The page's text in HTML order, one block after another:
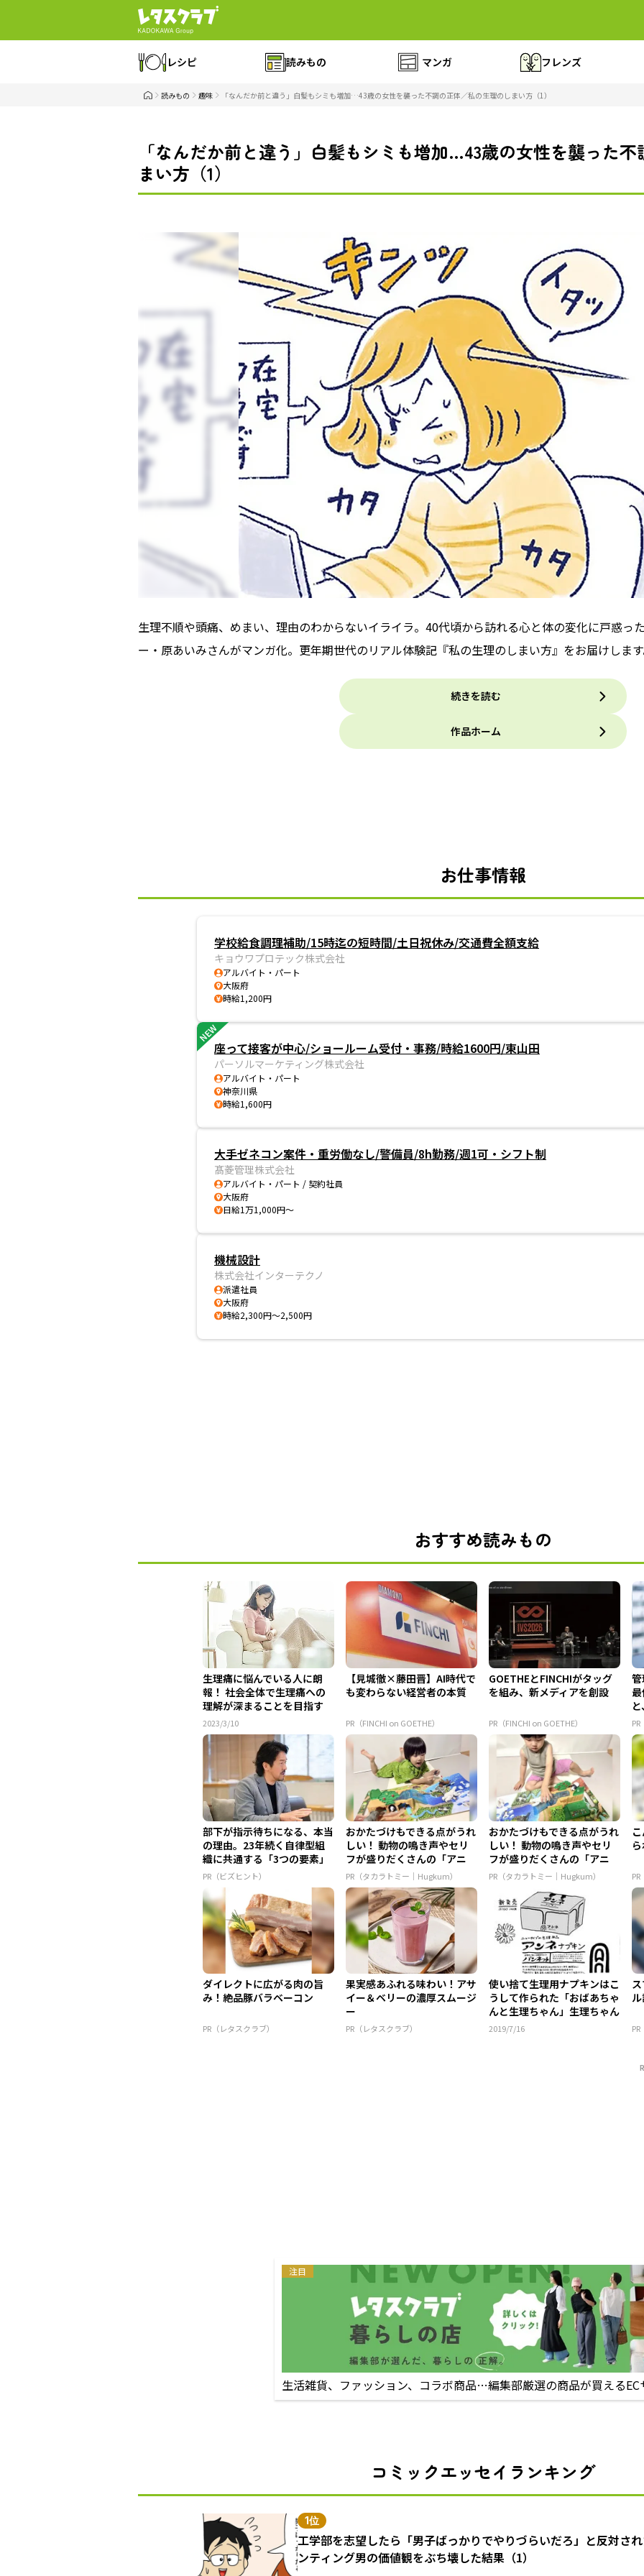
レシピ 読みもの マンガ フレンズ
読みもの 趣味 「なんだか前と違う」白髪もシミも増加…43歳の女性を襲った不調の正体／私の生理のしまい方（1）
「なんだか前と違う」白髪もシミも増加…43歳の女性を襲った
まい方（1）
生理不順や頭痛、めまい、理由のわからないイライラ――。40代頃から訪れる心と体の変化に戸惑
ー・原あいみさんがマンガ化。更年期世代のリアル体験記『私の生理のしまい方』をお届けしま
続きを読む
作品ホーム
お仕事情報
学校給食調理補助/15時迄の短時間/土日祝休み/交通費全額支給
キョウワプロテック株式会社
アルバイト・パート
大阪府
時給1,200円
NEW
座って接客が中心/ショールーム受付・事務/時給1600円/東山田
パーソルマーケティング株式会社
アルバイト・パート
神奈川県
時給1,600円
大手ゼネコン案件・重労働なし/警備員/8h勤務/週1可・シフト制
髙菱管理株式会社
アルバイト・パート / 契約社員
大阪府
日給1万1,000円～
機械設計
株式会社インターテクノ
派遣社員
大阪府
時給2,300円～2,500円
おすすめ読みもの
生理痛に悩んでいる人に朗
報！ 社会全体で生理痛への
理解が深まることを目指す
「みん...
2023/3/10
【見城徹×藤田晋】AI時代で
も変わらない経営者の本質
PR（FINCHI on GOETHE）
GOETHEとFINCHIがタッグ
を組み、新メディアを創設
PR（FINCHI on GOETHE）
部下が指示待ちになる、本当
の理由。23年続く自律型組
織に共通する「3つの要素」
PR（ビズヒント）
おかたづけもできる点がうれ
しい！ 動物の鳴き声やセリ
フが盛りだくさんの「アニ
ア ...
PR（タカラトミー｜Hugkum）
おかたづけもできる点がうれ
しい！ 動物の鳴き声やセリ
フが盛りだくさんの「アニ
ア ...
PR（タカラトミー｜Hugkum）
ダイレクトに広がる肉の旨
み！絶品豚バラベーコン
PR（レタスクラブ）
果実感あふれる味わい！アサ
イー＆ベリーの濃厚スムージ
ー
PR（レタスクラブ）
使い捨て生理用ナプキンはこ
うして作られた「おばあちゃ
んと生理ちゃん」生理ちゃん
（...
2019/7/16
注目
生活雑貨、ファッション、コラボ商品…編集部厳選の商品が買えるEC
コミックエッセイランキング
1位
工学部を志望したら「男子ばっかりでやりづらいだろ」と反対さ
ンティング男の価値観をぶち壊した結果（1）